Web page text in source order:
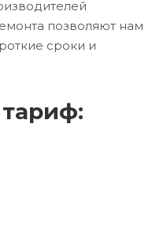
позволяют нам
сроки и